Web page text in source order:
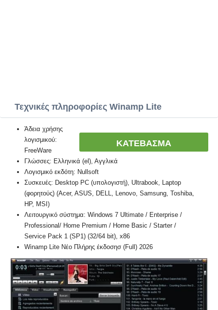
Τεχνικές πληροφορίες Winamp Lite
ΚΑΤΕΒΑΣΜΑ
Άδεια χρήσης
λογισμικού:
FreeWare
Γλώσσες: Ελληνικά (el), Αγγλικά
Λογισμικό εκδότη: Nullsoft
Συσκευές: Desktop PC (υπολογιστή), Ultrabook, Laptop
(φορητούς) (Acer, ASUS, DELL, Lenovo, Samsung, Toshiba,
HP, MSI)
Λειτουργικό σύστημα: Windows 7 Ultimate / Enterprise /
Professional/ Home Premium / Home Basic / Starter /
Service Pack 1 (SP1) (32/64 bit), x86
Winamp Lite Νέο Πλήρης έκδοσησ (Full) 2026